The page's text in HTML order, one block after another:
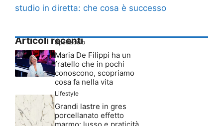
studio in diretta: che cosa è successo
Articoli recenti
Spettacolo
Maria De Filippi ha un
fratello che in pochi
conoscono, scopriamo
cosa fa nella vita
Lifestyle
Grandi lastre in gres
porcellanato effetto
marmo: lusso e praticità